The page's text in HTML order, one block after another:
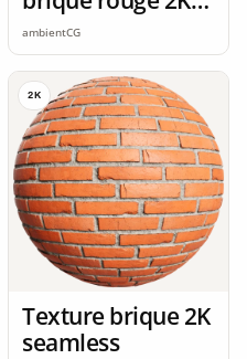
seamless
ambientCG
2K
Texture brique 2K
seamless